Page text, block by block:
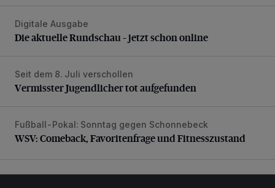
Die aktuelle Rundschau – jetzt schon online
Digitale Ausgabe
Die aktuelle Rundschau – jetzt schon online
Vermisster Jugendlicher tot aufgefunden
Seit dem 8. Juli verschollen
Vermisster Jugendlicher tot aufgefunden
WSV: Comeback, Favoritenfrage und Fitnesszustand
Fußball-Pokal: Sonntag gegen Schonnebeck
WSV: Comeback, Favoritenfrage und Fitnesszustand